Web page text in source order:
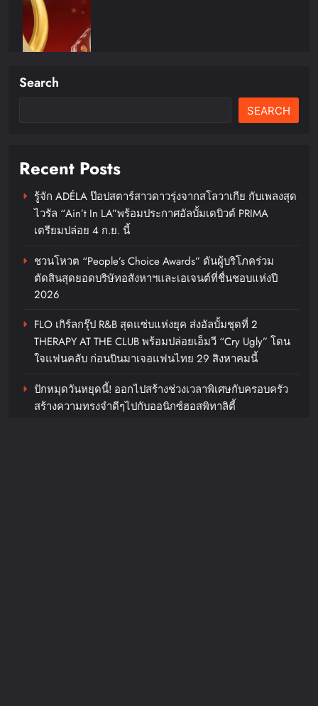
เบอร์แทรม คว้ารางวัล Prime
Minister’s Export Award 2026
สาขา Best Thai Brandตอกย้ำความ
สำเร็จของแบรนด์เซียงเพียวในระดับ
chillandfin 20 hours ago
Search
SEARCH
Recent Posts
รู้จัก ADÉLA ป๊อปสตาร์สาวดาวรุ่งจากสโลวาเกีย กับเพลงสุด
ไวรัล “Ain’t In LA”พร้อมประกาศอัลบั้มเดบิวต์ PRIMA
เตรียมปล่อย 4 ก.ย. นี้
ชวนโหวต “People’s Choice Awards” ดันผู้บริโภคร่วม
ตัดสินสุดยอดบริษัทอสังหาฯและเอเจนต์ที่ชื่นชอบแห่งปี
2026
FLO เกิร์ลกรุ๊ป R&B สุดแซ่บแห่งยุค ส่งอัลบั้มชุดที่ 2
THERAPY AT THE CLUB พร้อมปล่อยเอ็มวี “Cry Ugly” โดน
ใจแฟนคลับ ก่อนบินมาเจอแฟนไทย 29 สิงหาคมนี้
ปักหมุดวันหยุดนี้! ออกไปสร้างช่วงเวลาพิเศษกับครอบครัว
สร้างความทรงจำดีๆไปกับออนิกซ์ฮอสพิทาลิตี้